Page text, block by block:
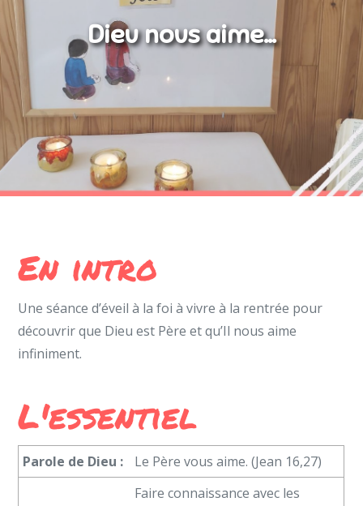
Dieu nous aime…
En intro
Une séance d’éveil à la foi à vivre à la rentrée pour
découvrir que Dieu est Père et qu’Il nous aime
infiniment.
L'essentiel
Parole de Dieu : Le Père vous aime. (Jean 16,27)
Faire connaissance avec les